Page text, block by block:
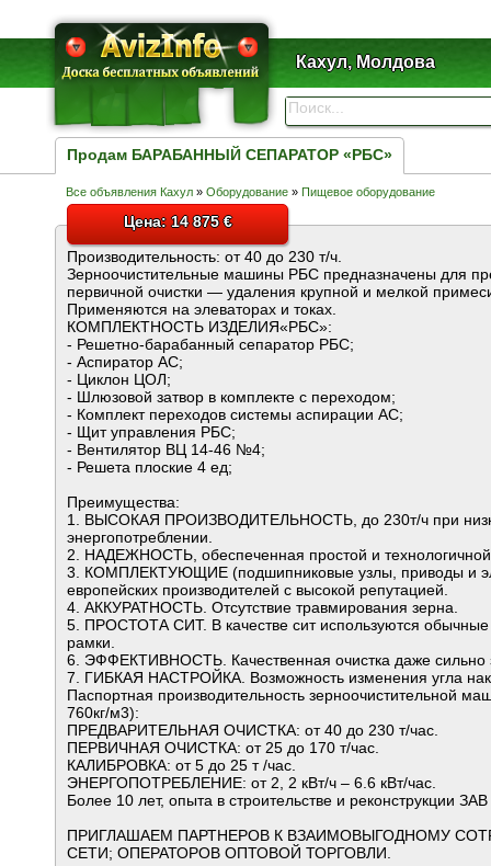
Кахул, Молдова
Продам БАРАБАННЫЙ СЕПАРАТОР «РБС»
Все объявления Кахул » Оборудование » Пищевое оборудование
Цена: 14 875 €
Производительность: от 40 до 230 т/ч.
Зерноочистительные машины РБС предназначены для
первичной очистки ― удаления крупной и мелкой
Применяются на элеваторах и токах.
КОМПЛЕКТНОСТЬ ИЗДЕЛИЯ«РБС»:
- Решетно-барабанный сепаратор РБС;
- Аспиратор АС;
- Циклон ЦОЛ;
- Шлюзовой затвор в комплекте с переходом;
- Комплект переходов системы аспирации АС;
- Щит управления РБС;
- Вентилятор ВЦ 14-46 №4;
- Решета плоские 4 ед;
Преимущества:
1. ВЫСОКАЯ ПРОИЗВОДИТЕЛЬНОСТЬ, до 230т/ч при
энергопотреблении.
2. НАДЕЖНОСТЬ, обеспеченная простой и технологичной
3. КОМПЛЕКТУЮЩИЕ (подшипниковые узлы, приводы и
европейских производителей с высокой репутацией.
4. АККУРАТНОСТЬ. Отсутствие травмирования зерна.
5. ПРОСТОТА СИТ. В качестве сит используются
рамки.
6. ЭФФЕКТИВНОСТЬ. Качественная очистка даже сильно
7. ГИБКАЯ НАСТРОЙКА. Возможность изменения угла
Паспортная производительность зерноочистительной
760кг/м3):
ПРЕДВАРИТЕЛЬНАЯ ОЧИСТКА: от 40 до 230 т/час.
ПЕРВИЧНАЯ ОЧИСТКА: от 25 до 170 т/час.
КАЛИБРОВКА: от 5 до 25 т /час.
ЭНЕРГОПОТРЕБЛЕНИЕ: от 2, 2 кВт/ч – 6.6 кВт/час.
Более 10 лет, опыта в строительстве и реконструкции
ПРИГЛАШАЕМ ПАРТНЕРОВ К ВЗАИМОВЫГОДНОМУ
СЕТИ; ОПЕРАТОРОВ ОПТОВОЙ ТОРГОВЛИ.